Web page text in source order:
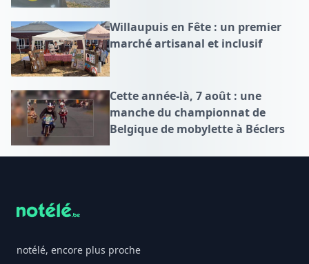
Willaupuis en Fête : un premier
marché artisanal et inclusif
Cette année-là, 7 août : une
manche du championnat de
Belgique de mobylette à Béclers
notélé, encore plus proche